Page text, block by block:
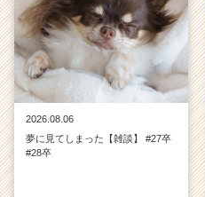
2026.08.06
夢に見てしまった【雑談】 #27卒
#28卒